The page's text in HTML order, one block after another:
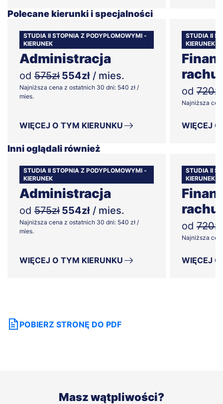
Polecane kierunki i specjalności
STUDIA II STOPNIA Z PODYPLOMOWYMI -
KIERUNEK
Administracja
od 575zł 554zł / mies.
Najniższa cena z ostatnich 30 dni: 540 zł /
mies.
WIĘCEJ O TYM KIERUNKU
STUDIA II
KIERUNEK
od 720zł
Najniższa
WIĘCEJ
Inni oglądali również
STUDIA II STOPNIA Z PODYPLOMOWYMI -
KIERUNEK
Administracja
od 575zł 554zł / mies.
Najniższa cena z ostatnich 30 dni: 540 zł /
mies.
WIĘCEJ O TYM KIERUNKU
STUDIA II
KIERUNEK
od 720zł
Najniższa
WIĘCEJ
POBIERZ STRONĘ DO PDF
Masz wątpliwości?